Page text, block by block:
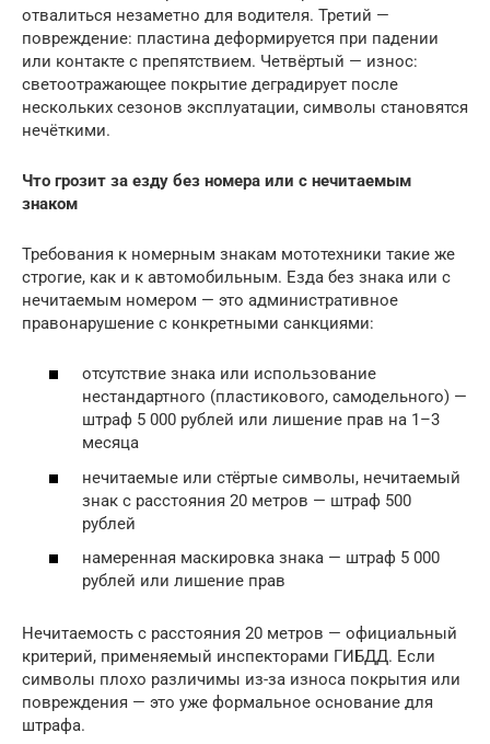
отвалиться незаметно для водителя. Третий —
повреждение: пластина деформируется при падении
или контакте с препятствием. Четвёртый — износ:
светоотражающее покрытие деградирует после
нескольких сезонов эксплуатации, символы становятся
нечёткими.
Что грозит за езду без номера или с нечитаемым
знаком
Требования к номерным знакам мототехники такие же
строгие, как и к автомобильным. Езда без знака или с
нечитаемым номером — это административное
правонарушение с конкретными санкциями:
отсутствие знака или использование
нестандартного (пластикового, самодельного) —
штраф 5 000 рублей или лишение прав на 1–3
месяца
нечитаемые или стёртые символы, нечитаемый
знак с расстояния 20 метров — штраф 500
рублей
намеренная маскировка знака — штраф 5 000
рублей или лишение прав
Нечитаемость с расстояния 20 метров — официальный
критерий, применяемый инспекторами ГИБДД. Если
символы плохо различимы из-за износа покрытия или
повреждения — это уже формальное основание для
штрафа.